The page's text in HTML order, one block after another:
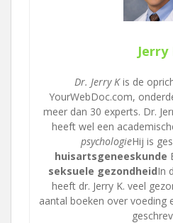
Jerry
Dr. Jerry Kis de
YourWebDoc.com,
meer dan 30 experts. Dr.
heeft wel een
psychologieHij is
huisartsgeneeskunde
seksuele gezondheidIn
heeft dr. Jerry K. veel
aantal boeken over voeding